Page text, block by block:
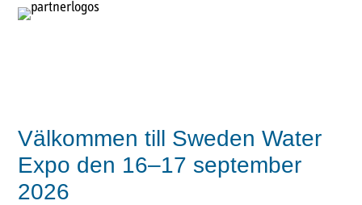
Välkommen till Sweden Water
Expo den 16–17 september
2026